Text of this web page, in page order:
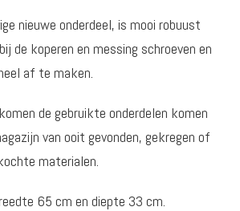
nieuwe onderdeel, is mooi robuust
de koperen en messing schroeven en
af te maken.
de gebruikte onderdelen komen
van ooit gevonden, gekregen of
materialen.
65 cm en diepte 33 cm.